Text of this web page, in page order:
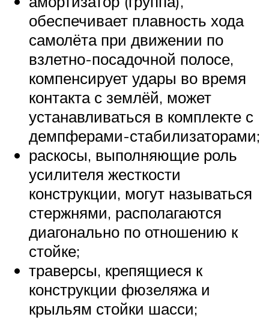
обеспечивает плавность хода
самолёта при движении по
взлетно-посадочной полосе,
компенсирует удары во время
контакта с землёй, может
устанавливаться в комплекте с
демпферами-стабилизаторами;
раскосы, выполняющие роль
усилителя жесткости
конструкции, могут называться
стержнями, располагаются
диагонально по отношению к
стойке;
траверсы, крепящиеся к
конструкции фюзеляжа и
крыльям стойки шасси;